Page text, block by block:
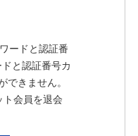
ードと認証番
と認証番号カ
できません。
ト会員を退会